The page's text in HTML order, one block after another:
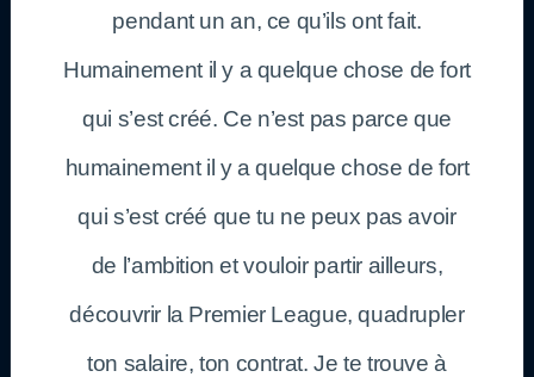
pendant un an, ce qu’ils ont fait.
Humainement il y a quelque chose de fort
qui s’est créé. Ce n’est pas parce que
humainement il y a quelque chose de fort
qui s’est créé que tu ne peux pas avoir
de l’ambition et vouloir partir ailleurs,
découvrir la Premier League, quadrupler
ton salaire, ton contrat. Je te trouve à